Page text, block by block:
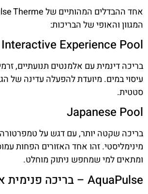
המגוון והאופי של הבריכות:
Interactive Experience Pool
בריכה דינמית עם אלמנטים תנועתיים,
עיסוי במים. מיועדת להפעלה עדינה של
סטטית.
Japanese Pool
בריכה שקטה יותר, עם דגש על טמפרטורה
מינימליסטי. זהו אחד האזורים הפחות
ומתאים למי שמחפש ניתוק מוחלט.
AquaPulse – בריכה פנימית אקו-טונית